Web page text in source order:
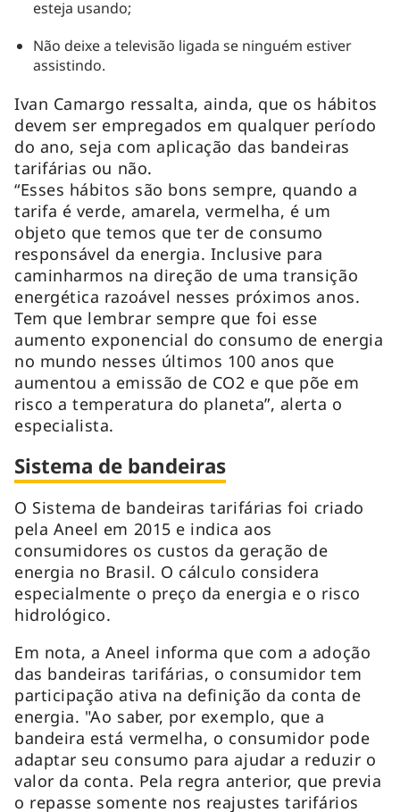
esteja usando;
Não deixe a televisão ligada se ninguém estiver
assistindo.
Ivan Camargo ressalta, ainda, que os hábitos
devem ser empregados em qualquer período
do ano, seja com aplicação das bandeiras
tarifárias ou não.
“Esses hábitos são bons sempre, quando a
tarifa é verde, amarela, vermelha, é um
objeto que temos que ter de consumo
responsável da energia. Inclusive para
caminharmos na direção de uma transição
energética razoável nesses próximos anos.
Tem que lembrar sempre que foi esse
aumento exponencial do consumo de energia
no mundo nesses últimos 100 anos que
aumentou a emissão de CO2 e que põe em
risco a temperatura do planeta”, alerta o
especialista.
Sistema de bandeiras
O Sistema de bandeiras tarifárias foi criado
pela Aneel em 2015 e indica aos
consumidores os custos da geração de
energia no Brasil. O cálculo considera
especialmente o preço da energia e o risco
hidrológico.
Em nota, a Aneel informa que com a adoção
das bandeiras tarifárias, o consumidor tem
participação ativa na definição da conta de
energia. "Ao saber, por exemplo, que a
bandeira está vermelha, o consumidor pode
adaptar seu consumo para ajudar a reduzir o
valor da conta. Pela regra anterior, que previa
o repasse somente nos reajustes tarifários